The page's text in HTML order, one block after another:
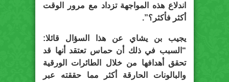
اندلاع هذه المواجهة تزداد مع مرور الوقت
أكثر فأكثر؟”.
يجيب بن يشاي عن هذا السؤال قائلا:
“السبب في ذلك أن حماس تعتقد أنها قد
تحقق أهدافها من خلال الطائرات الورقية
والبالونات الحارقة أكثر مما حققته عبر